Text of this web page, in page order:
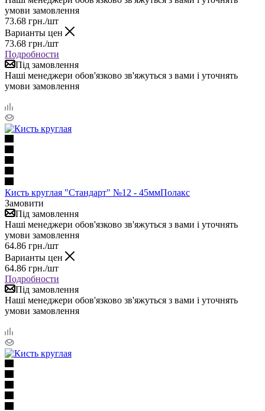
умови замовлення
73.68 грн./шт
Варианты цен
73.68 грн./шт
Подробности
Під замовлення
Наші менеджери обов'язково зв'яжуться з вами і уточнять
умови замовлення
Кисть круглая "Стандарт" №12 - 45ммПолакс
Замовити
Під замовлення
Наші менеджери обов'язково зв'яжуться з вами і уточнять
умови замовлення
64.86 грн./шт
Варианты цен
64.86 грн./шт
Подробности
Під замовлення
Наші менеджери обов'язково зв'яжуться з вами і уточнять
умови замовлення